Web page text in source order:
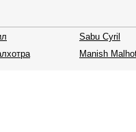
Sabu Cyril
Manish